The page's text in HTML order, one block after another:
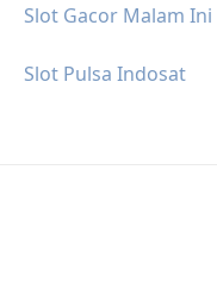
Slot Gacor Malam Ini
Slot Pulsa Indosat